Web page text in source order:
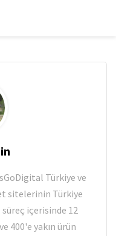
Türkiye ve
sitelerinin Türkiye
içerisinde 12
400'e yakın ürün